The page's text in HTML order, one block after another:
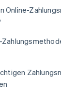
Online-